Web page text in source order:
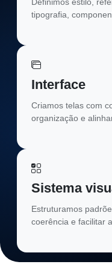
tipografia,
Interface
Criamos telas com
organização e
Sistema
Estruturamos
coerência e facilitar